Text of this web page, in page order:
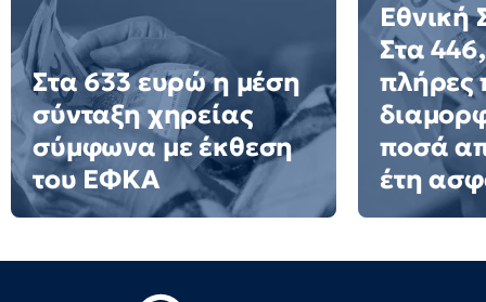
Στα 633 ευρώ η μέση
σύνταξη χηρείας
σύμφωνα με έκθεση
του ΕΦΚΑ
Εθνική
Στα
πλήρες
ποσά
έτη